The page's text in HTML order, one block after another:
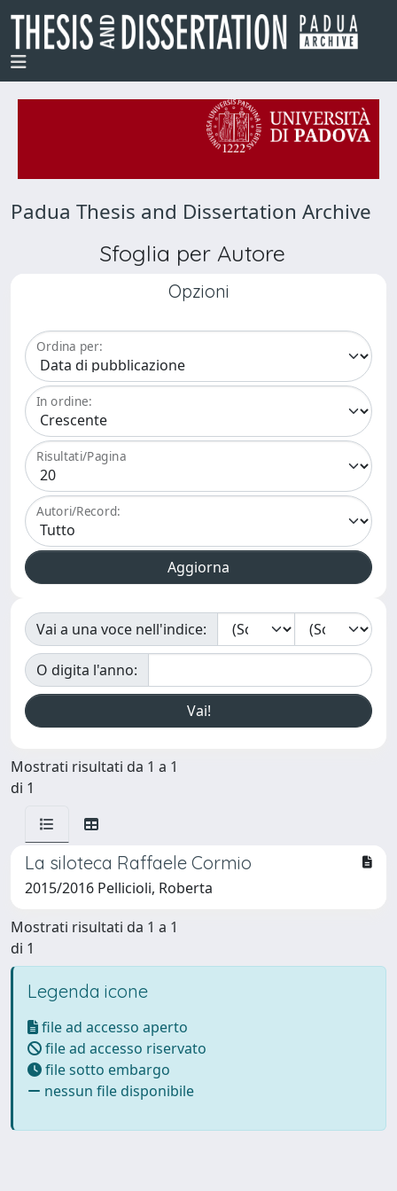
Padua Thesis and Dissertation Archive
Sfoglia per Autore
Opzioni
Ordina per:
In ordine:
Risultati/Pagina
Autori/Record:
Vai a una voce nell'indice:
O digita l'anno:
Mostrati risultati da 1 a 1
di 1
La siloteca Raffaele Cormio
2015/2016 Pellicioli, Roberta
Mostrati risultati da 1 a 1
di 1
Legenda icone
file ad accesso aperto
file ad accesso riservato
file sotto embargo
nessun file disponibile